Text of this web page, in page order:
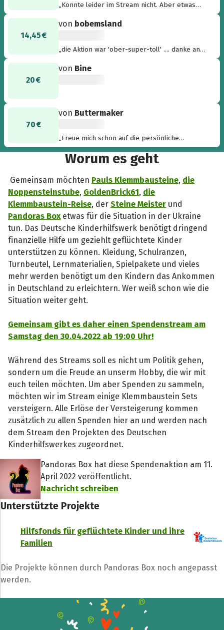
„Konnte leider im Stream nicht. Aber etwas
14,45 €
von bobemsland
„die Aktion war 'ober-super-toll' .... danke an
20 €
von Bine
70 €
von Buttermaker
„Freue mich schon auf die persönliche
Übergabe in Wien“
Worum es geht
Gemeinsam möchten Pauls Klemmbausteine, die
Noppensteinstube, GoldenBrick61, die
Klemmbaustein-Reise, derSteine Meister und
Pandoras Box etwas für die Situation in der Ukraine
tun. Das Deutsche Kinderhilfswerk benötigt dringend
finanzielle Hilfe um geziehlt geflüchtete Kinder
unterstützen zu können. Kleidung, Schulranzen,
Turnbeutel, Lernmaterialien, Spielpakete und vieles
mehr werden benötigt um den Kindern das Ankommen
in Deutschland zu erleichtern. Wer weiß schon wie die
Situation weiter geht.
Gemeinsam gibt es daher einen Spendenstream am
Samstag den 30.04.2022 ab 19:00 Uhr!
Während des Streams soll es nicht um Politik gehen,
sondern um die Freude an unserm Hobby, die wir mit
euch teilen möchten. Um aber Spenden zu sammeln,
möchten wir im Stream einige Klemmbaustein Sets
versteigern. Alle Erlöse der Versteigerung kommen
zusätzlich zu allen Spenden hier an und werden nach
dem Stream den Projekten des Deutschen
Kinderhilfswerkes zugeordnet.
Pandoras Box hat diese Spendenaktion am 11.
April 2022 veröffentlicht.
Nachricht schreiben
Unterstützte Projekte
Hilfsfonds für geflüchtete Kinder und ihre
Familien
Die Projekte können durch Pandoras Box noch angepasst
werden.